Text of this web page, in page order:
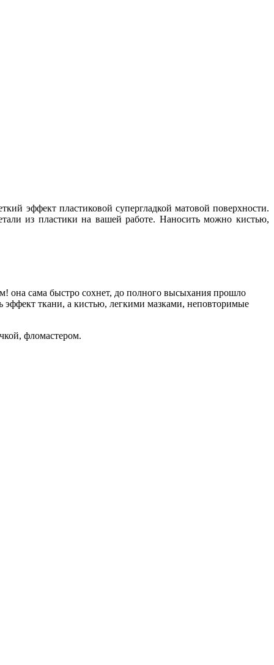
эффект пластиковой супергладкой матовой поверхности.
из пластики на вашей работе. Наносить можно кистью,
она сама быстро сохнет, до полного высыхания прошло
ткани, а кистью, легкими мазками, неповторимые
фломастером.